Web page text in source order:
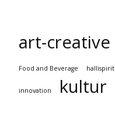
art-creative
Food and Beverage hallispirit
innovation kultur